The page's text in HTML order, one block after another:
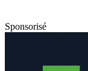
Sponsorisé